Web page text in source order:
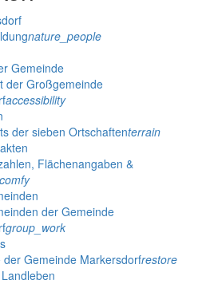
nature_people
Gemeinde
der Großgemeinde
accessibility
der sieben Ortschaftenterrain
Flächenangaben &
der Gemeinde
group_work
der Gemeinde Markersdorfrestore